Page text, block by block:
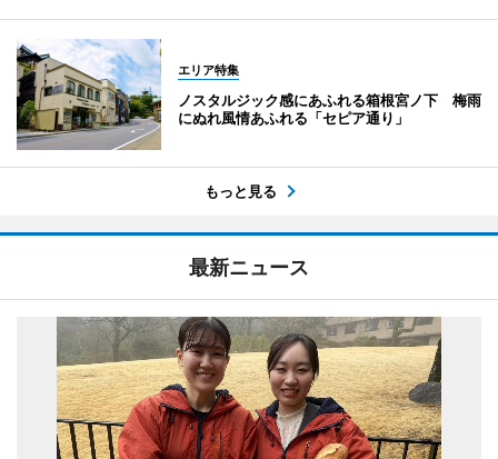
エリア特集
ノスタルジック感にあふれる箱根宮ノ下 梅雨
にぬれ風情あふれる「セピア通り」
もっと見る
最新ニュース